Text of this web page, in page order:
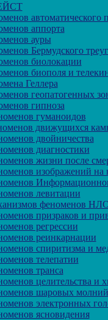
автоматического
аппорта
ауры
Бермудского
биолокации
биополя и
Геллера
геопатогенных
гипноза
гуманоидов
движущихся
двойничества
диагностики
жизни после
изображений на
левитации
феноменов
призраков и
регрессии
реинкарнации
спиритизма и
телепатии
транса
целительства и
шаровых молний
электронных
ясновидения